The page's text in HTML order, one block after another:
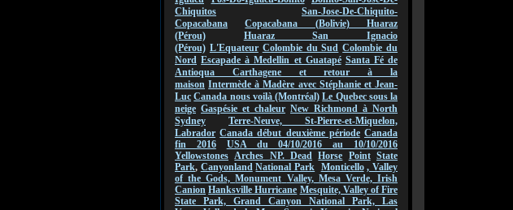
Chiquitos
San-Jose-De-Chiquito-
Copacabana
Copacabana (Bolivie) Huaraz
(Pérou)
Huaraz San Ignacio
(Pérou) L'Equateur Colombie du Sud Colombie du
Nord Escapade à Medellin et Guatapé Santa Fé de
Antioqua Carthagene et retour à la
maison Intermède à Madère avec Stéphanie et Jean-
Luc Canada nous voilà (Montréal) Le Quebec sous la
neige Gaspésie et chaleur New Richmond à North
Sydney
Terre-Neuve, St-Pierre-et-Miquelon,
Labrador Canada début deuxième période Canada
fin 2016
USA du 04/10/2016 au 10/10/2016
Yellowstones Arches NP.Dead Horse Point State
Park, Canyonland National Park Monticello , Valley
of the Gods,Monument Valley,Mesa Verde, Irish
Canion Hanksville Hurricane Mesquite, Valley of Fire
State Park, Grand Canyon National Park, Las